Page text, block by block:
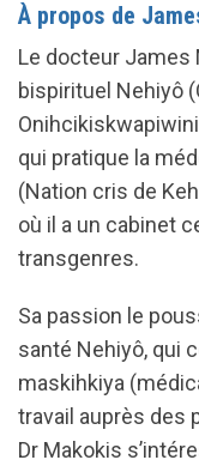
À propos de
Le docteur James
bispirituel Nehiyô
qui pratique la
(Nation cris de
où il a un cabinet
transgenres.
Sa passion le
santé Nehiyô, qui
maskihkiya
travail auprès des
Dr Makokis